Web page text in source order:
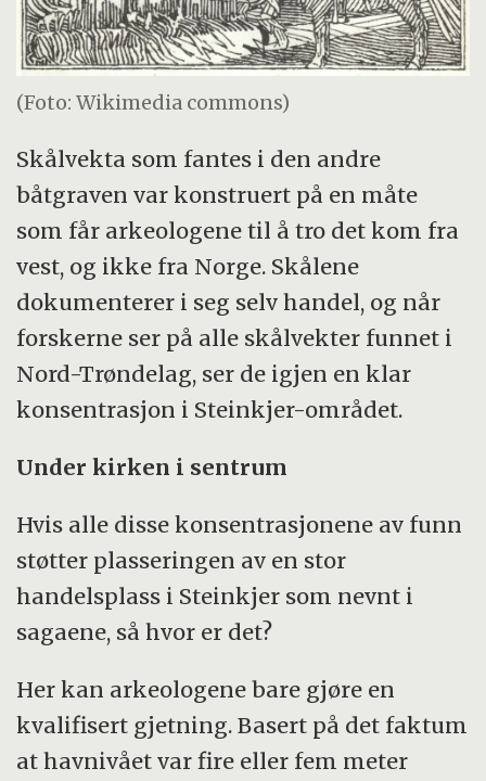
(Foto: Wikimedia commons)
Skålvekta som fantes i den andre
båtgraven var konstruert på en måte
som får arkeologene til å tro det kom fra
vest, og ikke fra Norge. Skålene
dokumenterer i seg selv handel, og når
forskerne ser på alle skålvekter funnet i
Nord-Trøndelag, ser de igjen en klar
konsentrasjon i Steinkjer-området.
Under kirken i sentrum
Hvis alle disse konsentrasjonene av funn
støtter plasseringen av en stor
handelsplass i Steinkjer som nevnt i
sagaene, så hvor er det?
Her kan arkeologene bare gjøre en
kvalifisert gjetning. Basert på det faktum
at havnivået var fire eller fem meter